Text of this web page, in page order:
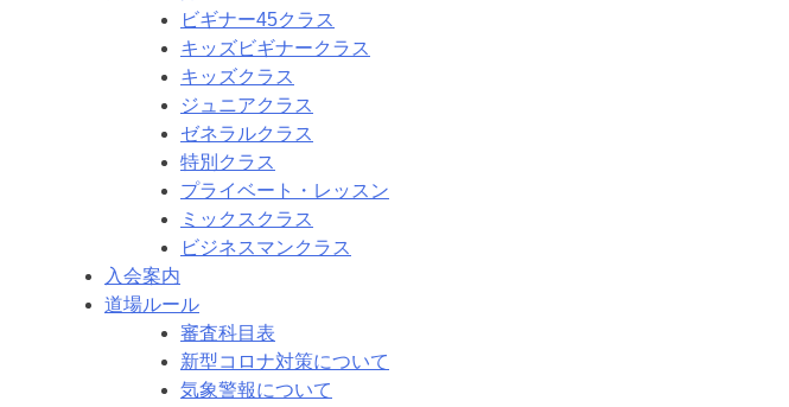
ビギナー45クラス
キッズビギナークラス
キッズクラス
ジュニアクラス
ゼネラルクラス
特別クラス
プライベート・レッスン
ミックスクラス
ビジネスマンクラス
入会案内
道場ルール
審査科目表
新型コロナ対策について
気象警報について